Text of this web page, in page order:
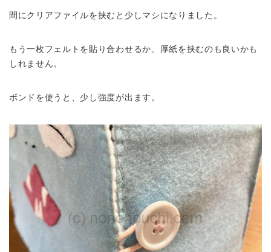
間にクリアファイルを挟むと少しマシになりました。
もう一枚フェルトを貼り合わせるか、厚紙を挟むのも良いかも
しれません。
ボンドを使うと、少し強度が出ます。